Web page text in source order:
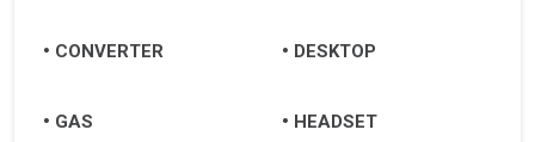
CONVERTER DESKTOP
GAS HEADSET